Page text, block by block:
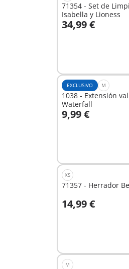
71354 - Set de
Isabella y Lioness
34,99 €
A la cesta
EXCLUSIVO M
1038 - Extensión
Waterfall
9,99 €
A la cesta
XS
71357 - Herrador
14,99 €
A la cesta
M